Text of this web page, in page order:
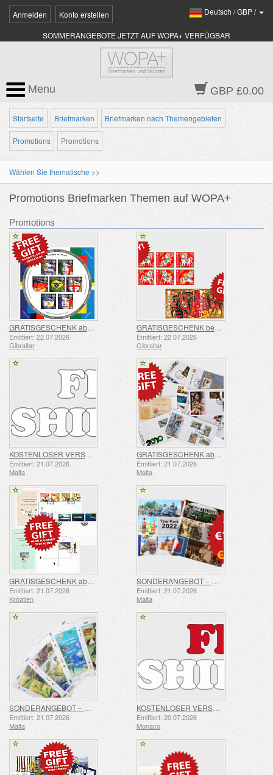
Anmelden Konto erstellen Deutsch /GBP/
SOMMERANGEBOTE JETZT AUF WOPA+ VERFÜGBAR
GBP £0.00
Menu
Startseite Briefmarken Briefmarken nach Themengebieten
Promotions Promotions
Wählen Sie thematische >>
Promotions Briefmarken Themen auf WOPA+
Promotions
GRATISGESCHENK ab einem Einkaufswert von über 20 £ – SOMMERANGEBOT
Emittiert: 22.07.2026
Gibraltar
GRATISGESCHENK beim Kauf des Sets „Jahr des Pferdes 2026“ – SOMMERANGEBOT
Emittiert: 22.07.2026
Gibraltar
KOSTENLOSER VERSAND FÜR ALLE BESTELLUNGEN!fre
Emittiert: 21.07.2026
Malta
GRATISGESCHENK ab einem Einkaufswert von über 30 € – FRÜHLINGSANGEBOT
Emittiert: 21.07.2026
Malta
GRATISGESCHENK ab einem Einkaufswert von über 40 € – SOMMERANGEBOT
Emittiert: 21.07.2026
Kroatien
SONDERANGEBOT – JAHRESPAKETE 2021–2023 – SOMMERANGEBOT
Emittiert: 21.07.2026
Malta
SONDERANGEBOT – 7 Bögen mit je 16 Briefmarken – SOMMERANGEBOT
Emittiert: 21.07.2026
Malta
KOSTENLOSER VERSAND FÜR ALLE BESTELLUNGEN!
Emittiert: 20.07.2026
Monaco